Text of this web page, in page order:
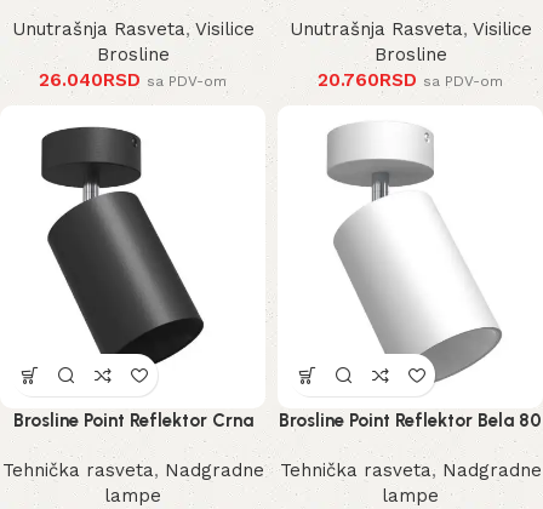
Unutrašnja Rasveta,Visilice
Brosline
26.040RSD sa PDV-om
Unutrašnja Rasveta,Visilice
Brosline
20.760RSD sa PDV-om
Brosline Point Reflektor Crna
80 mm 170 mm 2288 mm
Tehnička rasveta, Nadgradne
lampe
Brosline Point Reflektor Bela 80
mm 170 mm 2289 mm
Tehnička rasveta, Nadgradne
lampe